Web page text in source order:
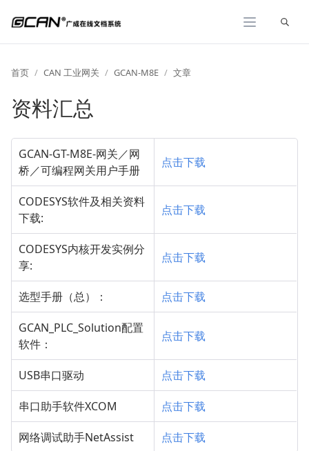
展开
首页 CAN 工业网关 GCAN-M8E 文章
资料汇总
GCAN-GT-M8E-网关／网
桥／可编程网关用户手册
点击下载
CODESYS软件及相关资料
下载:
点击下载
CODESYS内核开发实例分
享:
点击下载
选型手册（总）： 点击下载
GCAN_PLC_Solution配置
软件：
点击下载
USB串口驱动 点击下载
串口助手软件XCOM 点击下载
网络调试助手NetAssist 点击下载